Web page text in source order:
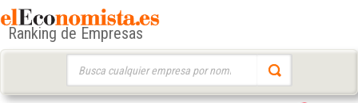
Ranking de Empresas